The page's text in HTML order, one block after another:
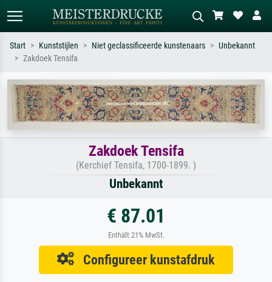
Zoek op kunstenaar, titel of stijl – bijv.
Monet, Sterrennacht, impressionisme,
Hokusai-golf, naakt.
Beschrijf de scène – bijv. groene
weide, abstract met veel rood, donker
olieverfschilderij, staand naakt naast
een boom.
Start Kunststijlen Niet geclassificeerde kunstenaars
Unbekannt
Zakdoek Tensifa
Zakdoek Tensifa
(Kerchief Tensifa, 1700-1899. )
Unbekannt
€ 87.01
Enthält 21% MwSt.
Configureer kunstafdruk